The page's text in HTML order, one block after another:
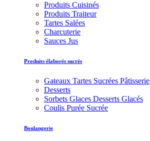
Produits Cuisinés
Produits Traiteur
Tartes Salées
Charcuterie
Sauces Jus
Produits élaborés sucrés
Gateaux Tartes Sucrées Pâtisserie
Desserts
Sorbets Glaces Desserts Glacés
Coulis Purée Sucrée
Boulangerie